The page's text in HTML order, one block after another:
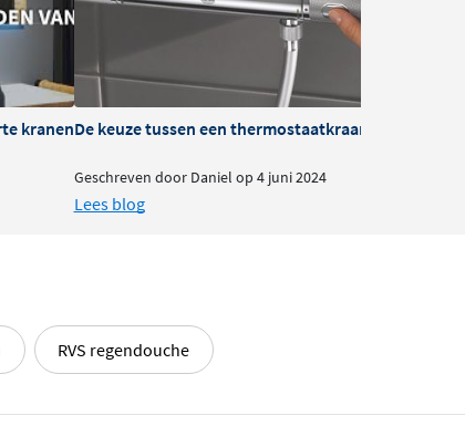
kranenDe keuze tussen een thermostaatkraan of
Geschreven door Daniel op 4 juni 2024
Lees blog
RVS regendouche